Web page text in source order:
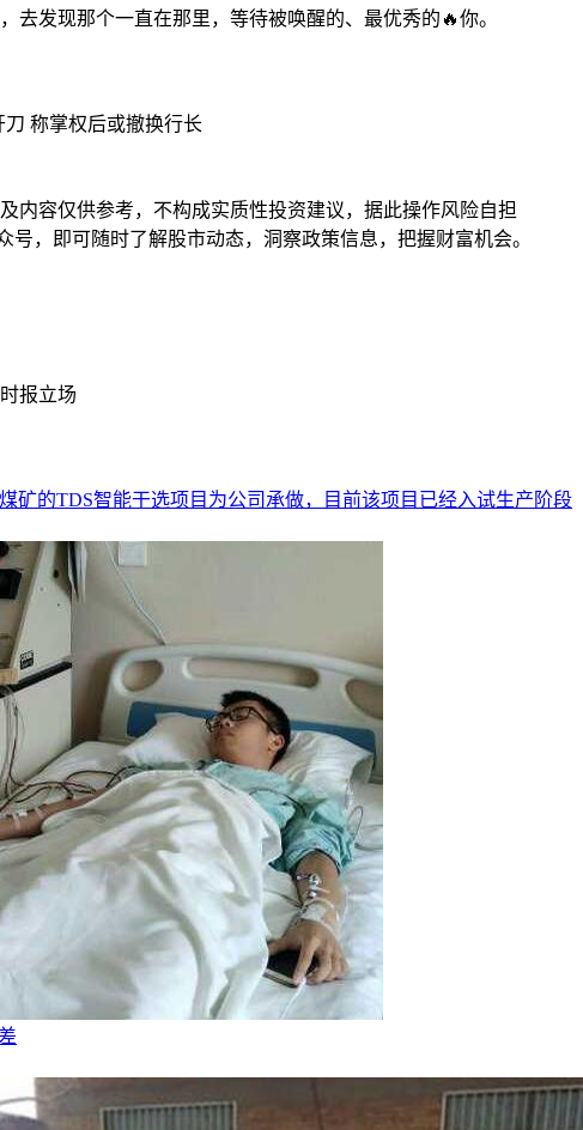
去发现那个一直在那里，等待被唤醒的、最优秀的🔥你。
刀 称掌权后或撤换行长
内容仅供参考，不构成实质性投资建议，据此操作风险自担
号，即可随时了解股市动态，洞察政策信息，把握财富机会。
报立场
矿的TDS智能干选项目为公司承做，目前该项目已经入试生产阶段